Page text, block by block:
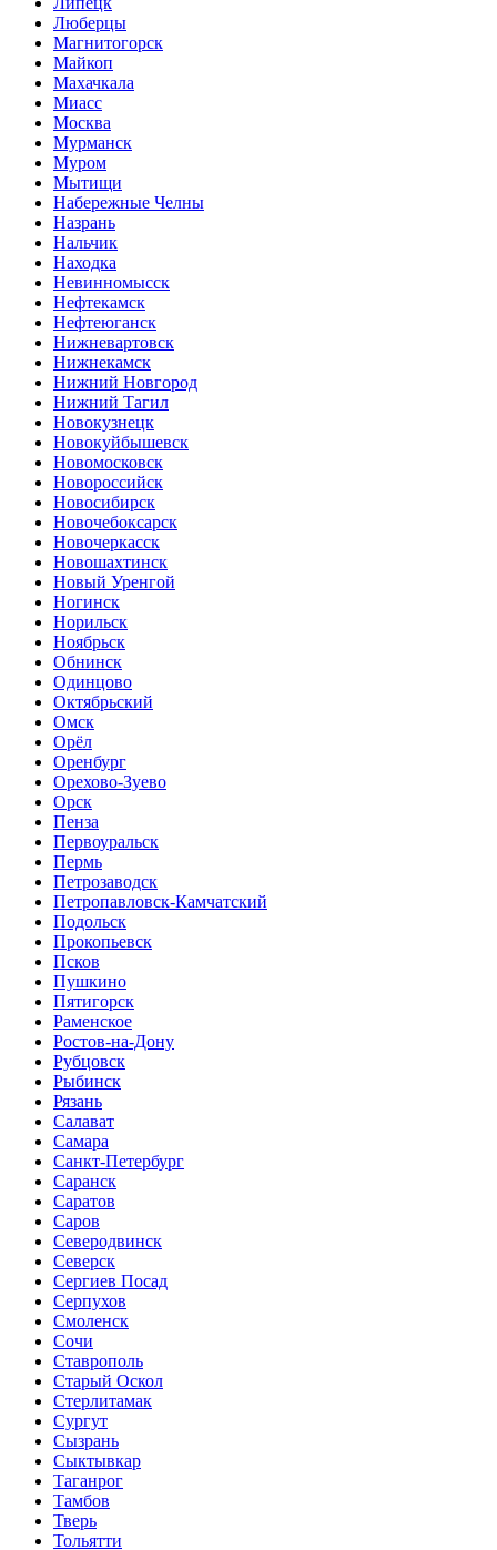
Люберцы
Магнитогорск
Майкоп
Махачкала
Миасс
Москва
Мурманск
Муром
Мытищи
Набережные Челны
Назрань
Нальчик
Находка
Невинномысск
Нефтекамск
Нефтеюганск
Нижневартовск
Нижнекамск
Нижний Новгород
Нижний Тагил
Новокузнецк
Новокуйбышевск
Новомосковск
Новороссийск
Новосибирск
Новочебоксарск
Новочеркасск
Новошахтинск
Новый Уренгой
Ногинск
Норильск
Ноябрьск
Обнинск
Одинцово
Октябрьский
Омск
Орёл
Оренбург
Орехово-Зуево
Орск
Пенза
Первоуральск
Пермь
Петрозаводск
Петропавловск-Камчатский
Подольск
Прокопьевск
Псков
Пушкино
Пятигорск
Раменское
Ростов-на-Дону
Рубцовск
Рыбинск
Рязань
Салават
Самара
Санкт-Петербург
Саранск
Саратов
Саров
Северодвинск
Северск
Сергиев Посад
Серпухов
Смоленск
Сочи
Ставрополь
Старый Оскол
Стерлитамак
Сургут
Сызрань
Сыктывкар
Таганрог
Тамбов
Тверь
Тольятти